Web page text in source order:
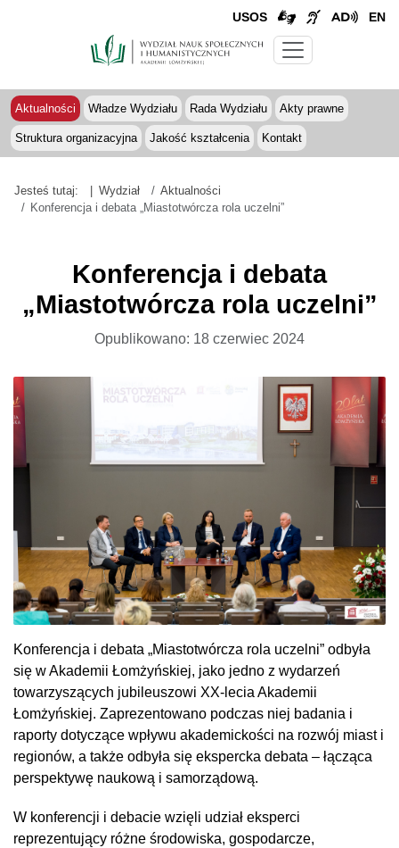
USOS EN
Aktualności Władze Wydziału Rada Wydziału Akty prawne
Struktura organizacyjna Jakość kształcenia Kontakt
Jesteś tutaj: Wydział
Aktualności
Konferencja i debata „Miastotwórcza rola uczelni”
Konferencja i debata
„Miastotwórcza rola uczelni”
Opublikowano: 18 czerwiec 2024
Konferencja i debata „Miastotwórcza rola uczelni” odbyła
się w Akademii Łomżyńskiej, jako jedno z wydarzeń
towarzyszących jubileuszowi XX-lecia Akademii
Łomżyńskiej. Zaprezentowano podczas niej badania i
raporty dotyczące wpływu akademickości na rozwój miast i
regionów, a także odbyła się ekspercka debata – łącząca
perspektywę naukową i samorządową.
W konferencji i debacie wzięli udział eksperci
reprezentujący różne środowiska, gospodarcze,